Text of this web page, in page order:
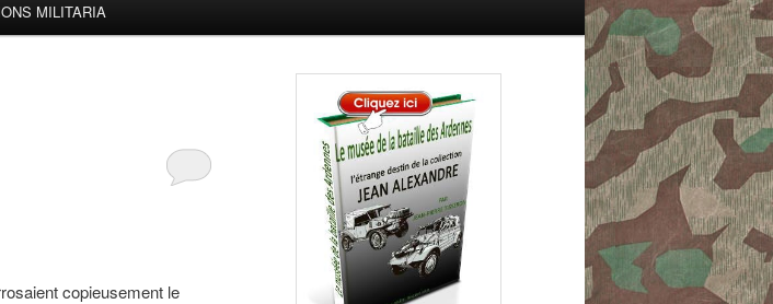
MILITARIA
copieusement le